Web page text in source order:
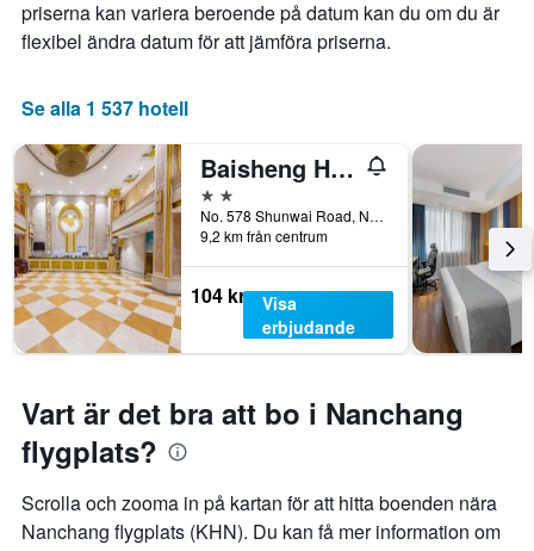
1
Y-
axel
visar
genomsnittliga
rumspriset.
priserna kan variera beroende på datum kan du om du är
flexibel ändra datum för att jämföra priserna.
Se alla 1 537 hotell
Baisheng Hotel
2 stjärnor
No. 578 Shunwai Road, Nanchang, Kina
9,2 km från centrum
104 kr
Visa
erbjudande
Vart är det bra att bo i Nanchang
flygplats?
Scrolla och zooma in på kartan för att hitta boenden nära
Nanchang flygplats (KHN). Du kan få mer information om